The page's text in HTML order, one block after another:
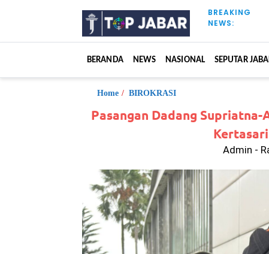
p
c
BREAKING
NEWS:
BERANDA NEWS NASIONAL SEPUTAR
Home / BIROKRASI
Pasangan Dadang
Admin -